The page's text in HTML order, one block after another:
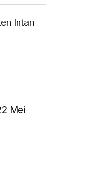
Intan
Mei